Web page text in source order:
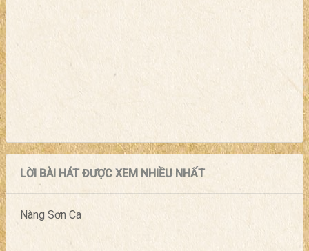
LỜI BÀI HÁT ĐƯỢC XEM NHIỀU NHẤT
Nàng Sơn Ca